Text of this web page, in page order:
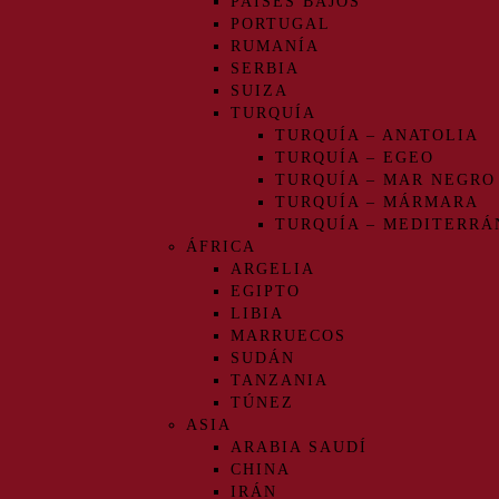
PORTUGAL
RUMANÍA
SERBIA
SUIZA
TURQUÍA
TURQUÍA – ANATOLIA
TURQUÍA – EGEO
TURQUÍA – MAR NEGRO
TURQUÍA – MÁRMARA
TURQUÍA –
ÁFRICA
ARGELIA
EGIPTO
LIBIA
MARRUECOS
SUDÁN
TANZANIA
TÚNEZ
ASIA
ARABIA SAUDÍ
CHINA
IRÁN